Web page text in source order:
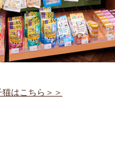
はこちら＞＞